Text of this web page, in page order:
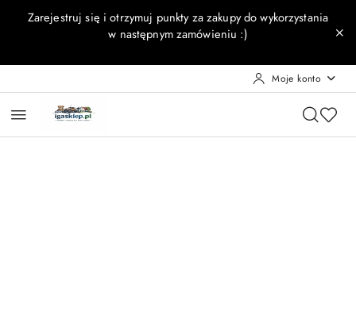
Przejdź do treści głównej
Przejdź do wyszukiwarki
Przejdź do moje konto
Przejdź do menu głównego
Przejdź do opisu produktu
Przejdź do stopki
Zarejestruj się i otrzymuj punkty za zakupy do wykorzystania
w następnym zamówieniu :)
Moje konto